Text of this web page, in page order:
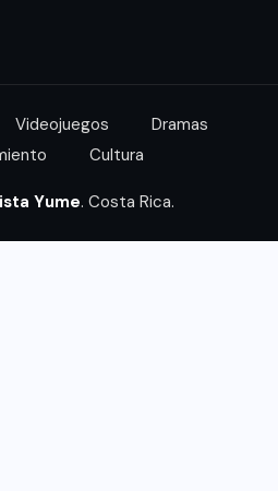
Videojuegos
Dramas
Cultura
Yume. Costa Rica.